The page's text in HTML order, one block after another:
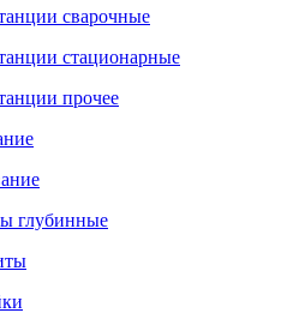
сварочные
стационарные
прочее
глубинные